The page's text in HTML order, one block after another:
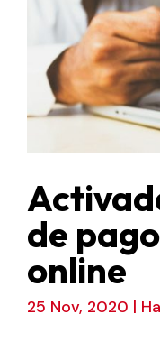
de
online
25 Nov, 2020 |